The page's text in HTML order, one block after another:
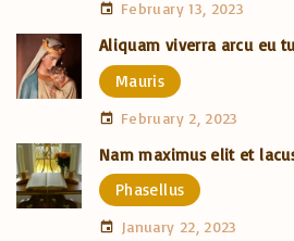
February 13, 2023
Aliquam viverra arcu eu
Mauris
February 2, 2023
Nam maximus elit et
Phasellus
January 22, 2023